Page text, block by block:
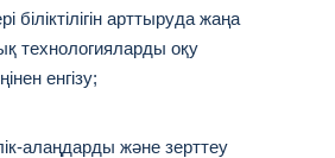
біліктілігін арттыруда жаңа
технологияларды оқу
енгізу;
алаңдарды және зерттеу